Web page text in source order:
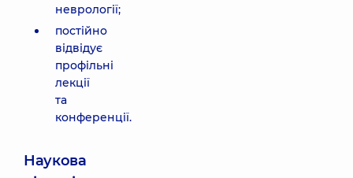
неврології;
постійно
відвідує
профільні
лекції
та
конференції.
Наукова